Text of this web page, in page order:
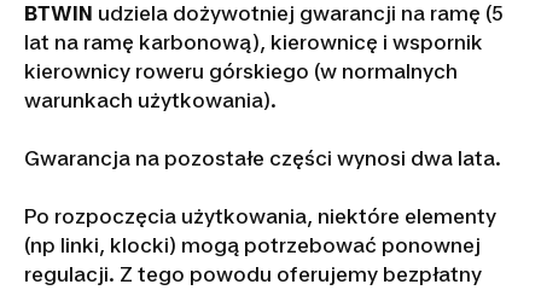
BTWIN udziela dożywotniej gwarancji na ramę (5
lat na ramę karbonową), kierownicę i wspornik
kierownicy roweru górskiego (w normalnych
warunkach użytkowania).
Gwarancja na pozostałe części wynosi dwa lata.
Po rozpoczęcia użytkowania, niektóre elementy
(np linki, klocki) mogą potrzebować ponownej
regulacji. Z tego powodu oferujemy bezpłatny